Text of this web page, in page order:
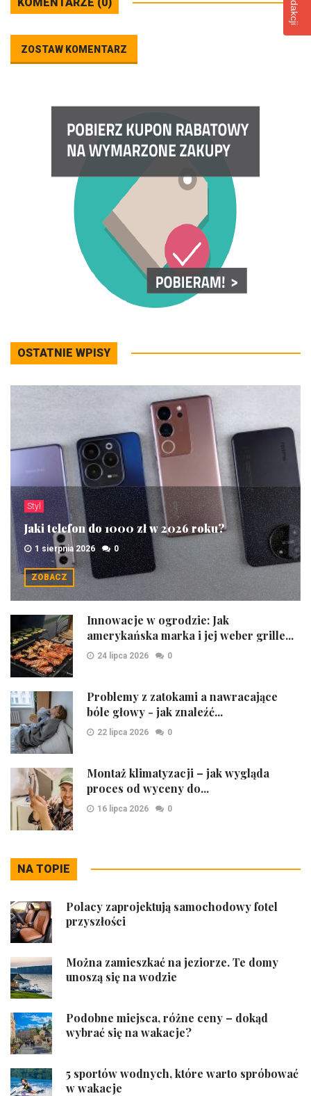
ZOSTAW KOMENTARZ
OSTATNIE WPISY
Styl
Jaki telefon do 1000 zł w 2026 roku?
1 sierpnia 2026 0
ZOBACZ
Innowacje w ogrodzie: Jak
amerykańska marka i jej weber grille...
24 lipca 2026 0
Problemy z zatokami a nawracające
bóle głowy - jak znaleźć...
22 lipca 2026 0
Montaż klimatyzacji – jak wygląda
proces od wyceny do...
16 lipca 2026 0
NA TOPIE
Polacy zaprojektują samochodowy fotel
przyszłości
Można zamieszkać na jeziorze. Te domy
unoszą się na wodzie
Podobne miejsca, różne ceny – dokąd
wybrać się na wakacje?
5 sportów wodnych, które warto spróbować
w wakacje